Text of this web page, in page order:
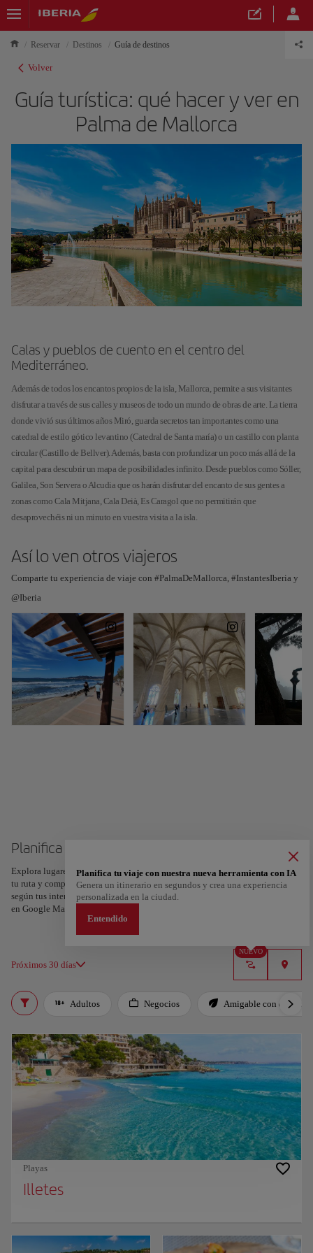
Reservar Destinos Guía de destinos
Volver
Guía turística: qué hacer y ver en
Palma de Mallorca
Calas y pueblos de cuento en el centro del
Mediterráneo.
Además de todos los encantos propios de la isla, Mallorca, permite a sus visitantes
disfrutar a través de sus calles y museos de todo un mundo de obras de arte. La tierra
donde vivió sus últimos años Miró, guarda secretos tan importantes como una
catedral de estilo gótico levantino (Catedral de Santa maría) o un castillo con planta
circular (Castillo de Bellver). Además, basta con profundizar un poco más allá de la
capital para descubrir un mapa de posibilidades infinito. Desde pueblos como Sóller,
Galilea, Son Servera o Alcudia que os harán disfrutar del encanto de sus gentes a
zonas como Cala Mitjana, Cala Deià, Es Caragol que no permitirán que
desaprovechéis ni un minuto en vuestra visita a la isla.
Así lo ven otros viajeros
Comparte tu experiencia de viaje con #PalmaDeMallorca, #InstantesIberia y
@Iberia
Planifica tu viaje a Palma de Mallorca
Explora lugares, experiencias y marca con el corazón tus favoritos para crear
tu ruta y compartirla. ¿Quieres más ideas? Obtén un itinerario personalizado
según tus intereses y la duración de tu viaje: en sólo dos pasos y descargable
en Google Maps.
Próximos 30 días
NUEVO
Planifica tu viaje con nuestra nueva herramienta con IA
Genera un itinerario en segundos y crea una experiencia
personalizada en la ciudad.
Entendido
Adultos Negocios Amigable con el
Playas
Illetes